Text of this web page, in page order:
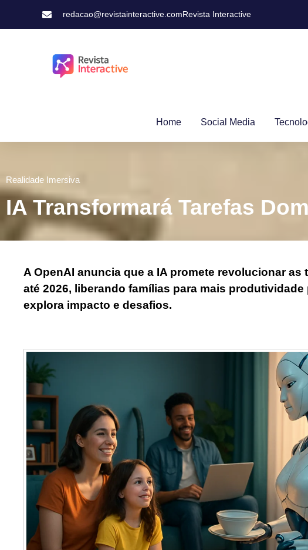
redacao@revistainteractive.comRevista Interactive
Home Social Media
Realidade Imersiva
IA Transformará Tarefas
A OpenAI anuncia que a IA promete revolucionar as
até 2026, liberando famílias para mais
explora impacto e desafios.